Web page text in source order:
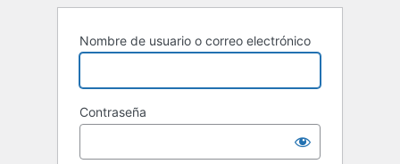
Nombre de usuario o correo electrónico
Contraseña